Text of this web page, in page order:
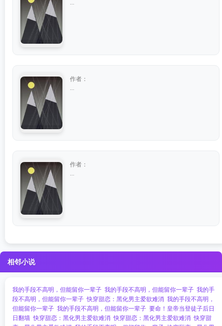
作者：
作者：
相邻小说
我的手段不高明，但能留你一辈子 我的手段不高明，但能留你一辈子 我的手
段不高明，但能留你一辈子 快穿甜恋：黑化男主爱欲难消 我的手段不高明，
但能留你一辈子 我的手段不高明，但能留你一辈子 要命！皇帝当登徒子后日
日翻墙 快穿甜恋：黑化男主爱欲难消 快穿甜恋：黑化男主爱欲难消 快穿甜